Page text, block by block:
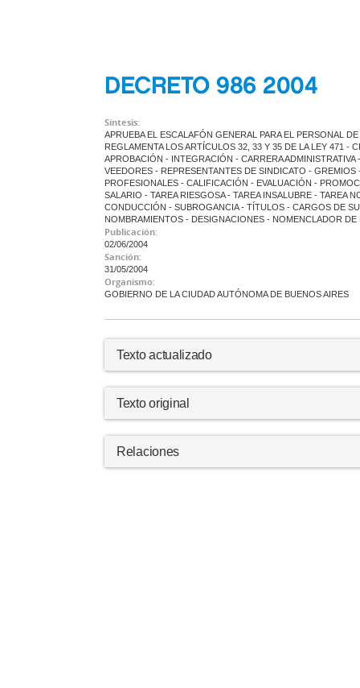
DECRETO 986 2004
Síntesis:
APRUEBA EL ESCALAFÓN GENERAL PARA EL PERSONAL
REGLAMENTA LOS ARTÍCULOS 32, 33 Y 35 DE LA LEY 471 -
APROBACIÓN - INTEGRACIÓN - CARRERA
VEEDORES - REPRESENTANTES DE SINDICATO -
PROFESIONALES - CALIFICACIÓN - EVALUACIÓN -
SALARIO - TAREA RIESGOSA - TAREA INSALUBRE - TAREA
CONDUCCIÓN - SUBROGANCIA - TÍTULOS - CARGOS DE
NOMBRAMIENTOS - DESIGNACIONES - NOMENCLADOR
Publicación:
02/06/2004
Sanción:
31/05/2004
Organismo:
GOBIERNO DE LA CIUDAD AUTÓNOMA DE BUENOS AIRES
Texto actualizado
Texto original
Relaciones